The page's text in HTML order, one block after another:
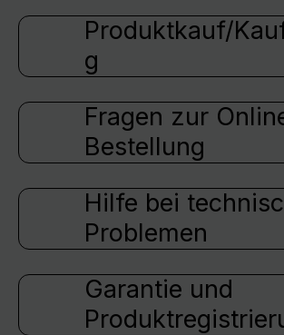
Produktkauf/
g
Fragen zur
Bestellung
Hilfe bei
Problemen
Garantie und